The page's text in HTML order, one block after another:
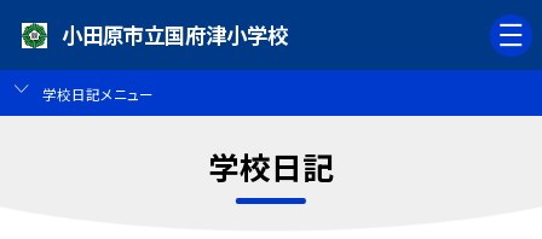
小田原市立国府津小学校
学校日記メニュー
学校日記